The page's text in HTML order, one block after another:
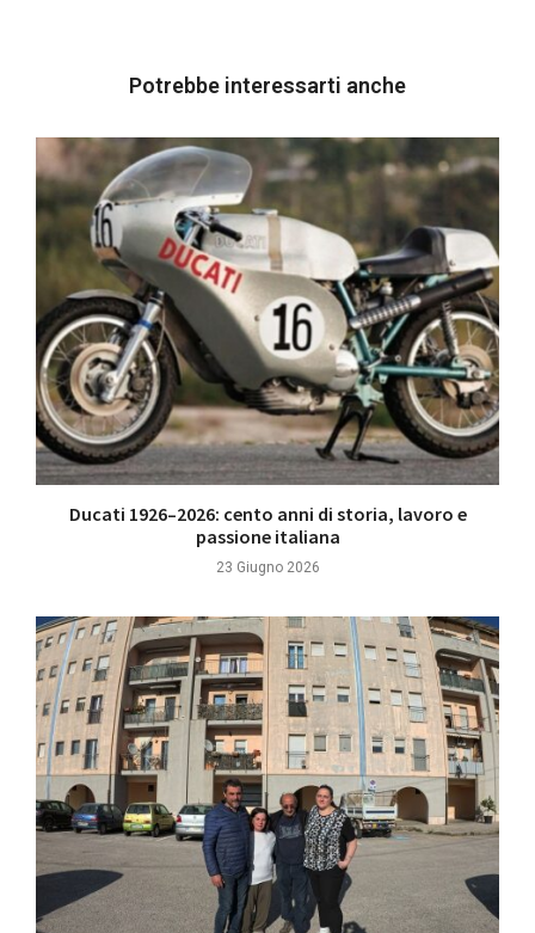
Potrebbe interessarti anche
Ducati 1926–2026: cento anni di storia, lavoro e
passione italiana
23 Giugno 2026